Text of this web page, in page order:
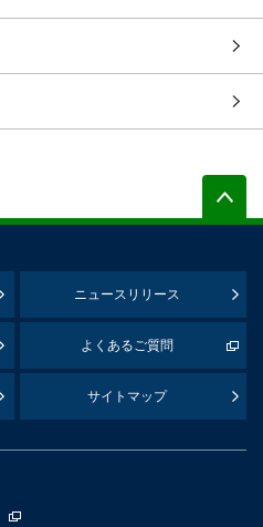
ニュースリリース
よくあるご質問
サイトマップ